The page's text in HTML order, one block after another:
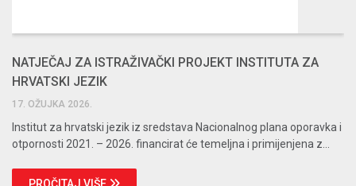
NATJEČAJ ZA ISTRAŽIVAČKI PROJEKT INSTITUTA ZA
HRVATSKI JEZIK
17. OŽUJKA 2026.
Institut za hrvatski jezik iz sredstava Nacionalnog plana oporavka i
otpornosti 2021. – 2026. financirat će temeljna i primijenjena z...